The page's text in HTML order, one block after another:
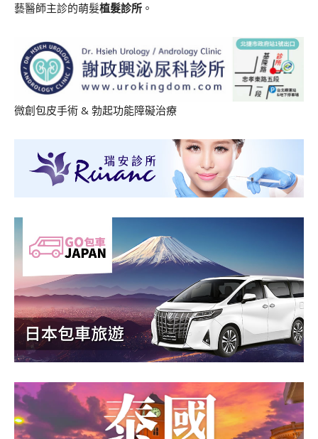
藝醫師主診的萌髮植髮診所 。
微創包皮手術 & 勃起功能障礙治療